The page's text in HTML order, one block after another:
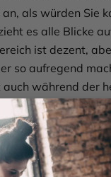
als würden Sie
es alle Blicke
ist dezent,
so aufregend
auch während der
Ob Sie ihn unter
oder solo als
Ihnen überlassen.
Sie ein klares